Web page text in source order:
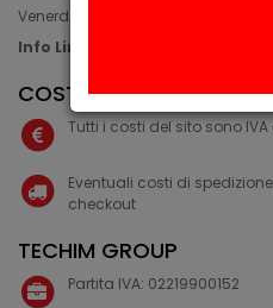
Venerdì: 08:30 - 12:30, 14:00 - 17:00
Info Line: +39 02 93581452
COSTI IVA E SPEDIZIONE
Tutti i costi del sito sono
Eventuali costi di
checkout
TECHIM GROUP
Partita IVA: 02219900152